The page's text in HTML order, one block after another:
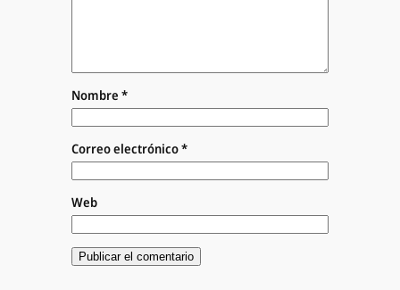
Nombre *
Correo electrónico*
Web